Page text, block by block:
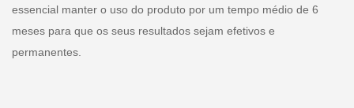
essencial manter o uso do produto por um tempo médio de 6
meses para que os seus resultados sejam efetivos e
permanentes.